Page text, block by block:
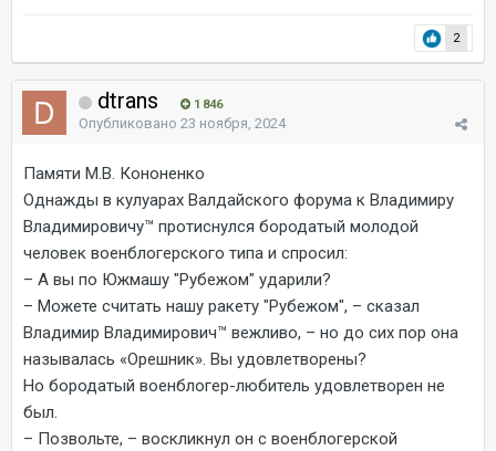
2
dtrans 1 846
Опубликовано 23 ноября, 2024
Памяти М.В. Кононенко
Однажды в кулуарах Валдайского форума к Владимиру
Владимировичу™ протиснулся бородатый молодой
человек военблогерского типа и спросил:
– А вы по Южмашу "Рубежом" ударили?
– Можете считать нашу ракету "Рубежом", – сказал
Владимир Владимирович™ вежливо, – но до сих пор она
называлась «Орешник». Вы удовлетворены?
Но бородатый военблогер-любитель удовлетворен не
был.
– Позвольте, – воскликнул он с военблогерской